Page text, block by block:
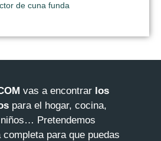
de cuna funda
vas a encontrar los
para el hogar, cocina,
Pretendemos
para que puedas